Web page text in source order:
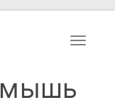
Toggle
мышь